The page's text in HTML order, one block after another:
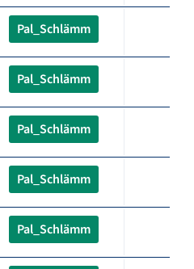
Pal_Schlämm
Pal_Schlämm
Pal_Schlämm
Pal_Schlämm
Pal_Schlämm